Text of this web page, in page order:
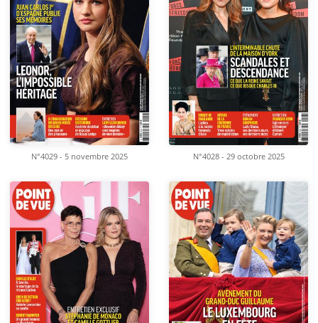
N°4029 - 5 novembre 2025 N°4028 - 29 octobre 2025